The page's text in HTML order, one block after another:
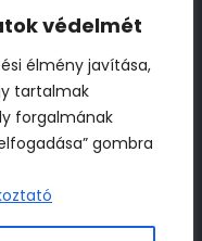
védelmét
élmény javítása,
tartalmak
forgalmának
gombra